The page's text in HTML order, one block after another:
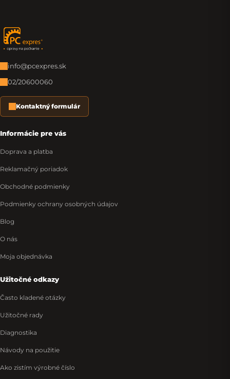
Zápätie
info@pcexpres.sk
02/20600060
Kontaktný formulár
Informácie pre vás
Doprava a platba
Reklamačný poriadok
Obchodné podmienky
Podmienky ochrany osobných údajov
Blog
O nás
Moja objednávka
Užitočné odkazy
Často kladené otázky
Užitočné rady
Diagnostika
Návody na použitie
Ako zistím výrobné číslo